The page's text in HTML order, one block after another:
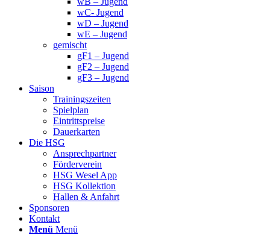
wC- Jugend
wD – Jugend
wE – Jugend
gemischt
gF1 – Jugend
gF2 – Jugend
gF3 – Jugend
Saison
Trainingszeiten
Spielplan
Eintrittspreise
Dauerkarten
Die HSG
Ansprechpartner
Förderverein
HSG Wesel App
HSG Kollektion
Hallen & Anfahrt
Sponsoren
Kontakt
Menü Menü